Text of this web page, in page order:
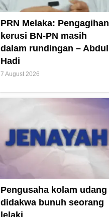
PRN Melaka: Pengagihan
kerusi BN-PN masih
dalam rundingan – Abdul
Hadi
7 August 2026
Pengusaha kolam udang
didakwa bunuh seorang